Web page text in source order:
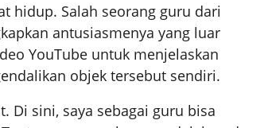
hidup. Salah seorang guru dari
antusiasmenya yang luar
YouTube untuk menjelaskan
objek tersebut sendiri.
Di sini, saya sebagai guru bisa